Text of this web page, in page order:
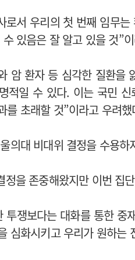
로서 우리의 첫 번째 임무
있음은 잘 알고 있을 것”
암 환자 등 심각한 질환을
적일 수 있다. 이는 국민
를 초래할 것”이라고 우려했
의대 비대위 결정을 수용
정을 존중해왔지만 이번 집
투쟁보다는 대화를 통한
심화시키고 우리가 원하